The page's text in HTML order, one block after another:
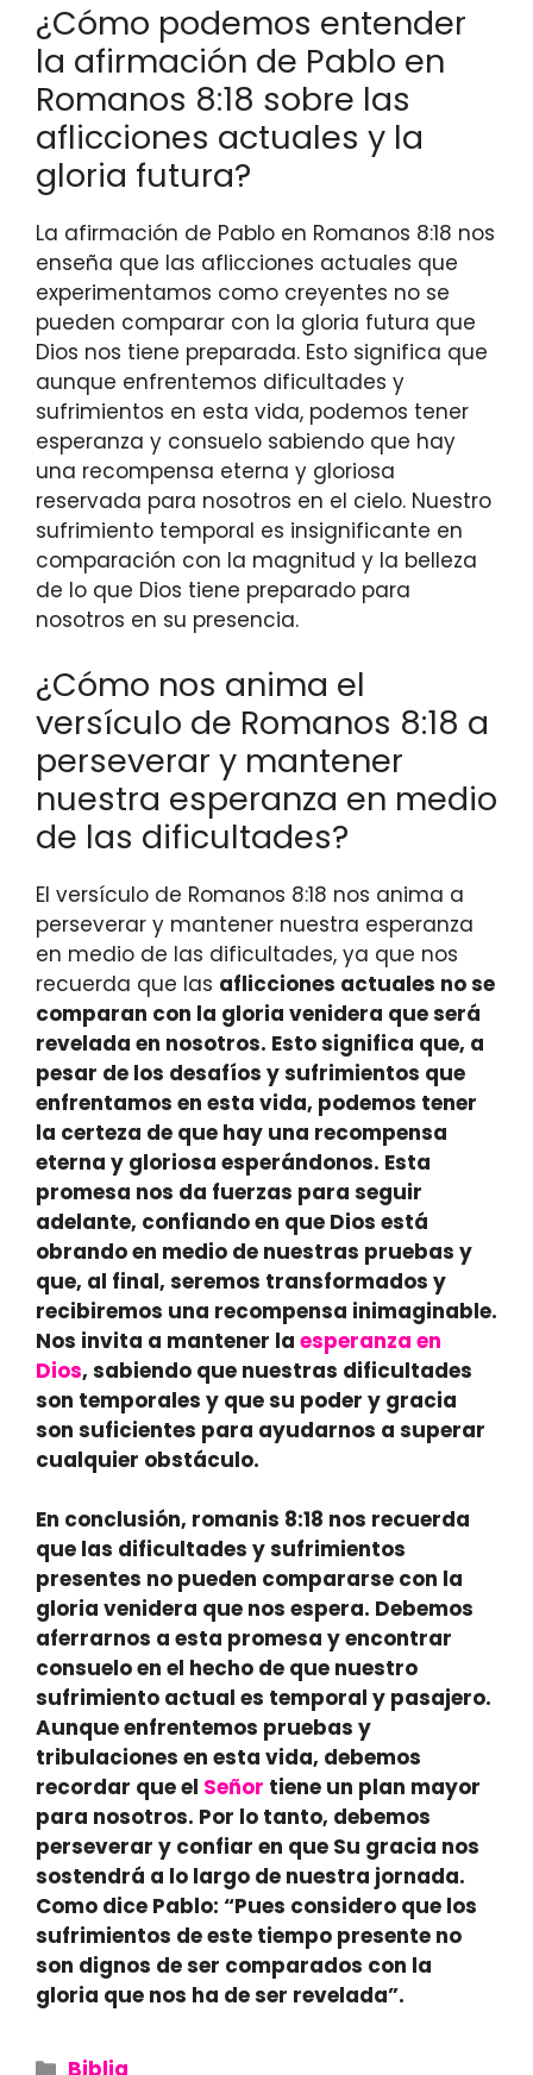
¿Cómo podemos entender
la afirmación de Pablo en
Romanos 8:18 sobre las
aflicciones actuales y la
gloria futura?
La afirmación de Pablo en Romanos 8:18 nos
enseña que las aflicciones actuales que
experimentamos como creyentes no se
pueden comparar con la gloria futura que
Dios nos tiene preparada. Esto significa que
aunque enfrentemos dificultades y
sufrimientos en esta vida, podemos tener
esperanza y consuelo sabiendo que hay
una recompensa eterna y gloriosa
reservada para nosotros en el cielo. Nuestro
sufrimiento temporal es insignificante en
comparación con la magnitud y la belleza
de lo que Dios tiene preparado para
nosotros en su presencia.
¿Cómo nos anima el
versículo de Romanos 8:18 a
perseverar y mantener
nuestra esperanza en medio
de las dificultades?
El versículo de Romanos 8:18 nos anima a
perseverar y mantener nuestra esperanza
en medio de las dificultades, ya que nos
recuerda que las aflicciones actuales no se
comparan con la gloria venidera que será
revelada en nosotros. Esto significa que, a
pesar de los desafíos y sufrimientos que
enfrentamos en esta vida, podemos tener
la certeza de que hay una recompensa
eterna y gloriosa esperándonos. Esta
promesa nos da fuerzas para seguir
adelante, confiando en que Dios está
obrando en medio de nuestras pruebas y
que, al final, seremos transformados y
recibiremos una recompensa inimaginable.
Nos invita a mantener la esperanza en
Dios, sabiendo que nuestras dificultades
son temporales y que su poder y gracia
son suficientes para ayudarnos a superar
cualquier obstáculo.
En conclusión, romanis 8:18 nos recuerda
que las dificultades y sufrimientos
presentes no pueden compararse con la
gloria venidera que nos espera. Debemos
aferrarnos a esta promesa y encontrar
consuelo en el hecho de que nuestro
sufrimiento actual es temporal y pasajero.
Aunque enfrentemos pruebas y
tribulaciones en esta vida, debemos
recordar que el Señor tiene un plan mayor
para nosotros. Por lo tanto, debemos
perseverar y confiar en que Su gracia nos
sostendrá a lo largo de nuestra jornada.
Como dice Pablo: “Pues considero que los
sufrimientos de este tiempo presente no
son dignos de ser comparados con la
gloria que nos ha de ser revelada”.
Categories
Biblia